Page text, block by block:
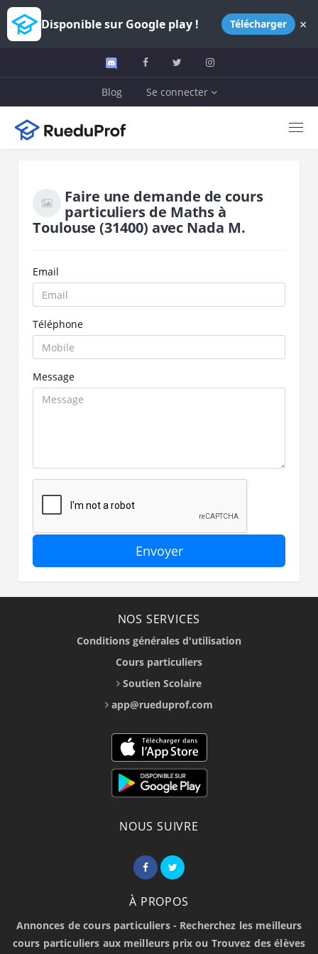
Disponible sur Google play ! Télécharger ×
Blog Se connecter
Faire une demande de cours
particuliers de Mathsà
Toulouse(31400) avec Nada M.
Email
Téléphone
Message
Envoyer
NOS SERVICES
Conditions générales d'utilisation
Cours particuliers
Soutien Scolaire
app@rueduprof.com
NOUS SUIVRE
À PROPOS
Annonces de cours particuliers - Recherchez les meilleurs
cours particuliers aux meilleurs prix ou Trouvez des élèves